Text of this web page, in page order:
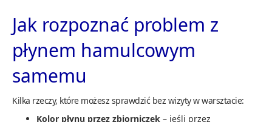
Jak rozpoznać problem z
płynem hamulcowym
samemu
Kilka rzeczy, które możesz sprawdzić bez wizyty w warsztacie:
Kolor płynu przez zbiorniczek – jeśli przez